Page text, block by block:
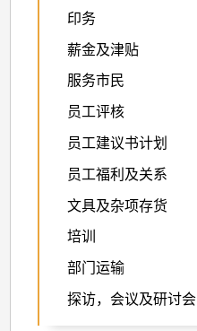
印务
薪金及津贴
服务市民
员工评核
员工建议书计划
员工福利及关系
文具及杂项存货
培训
部门运输
探访，会议及研讨会